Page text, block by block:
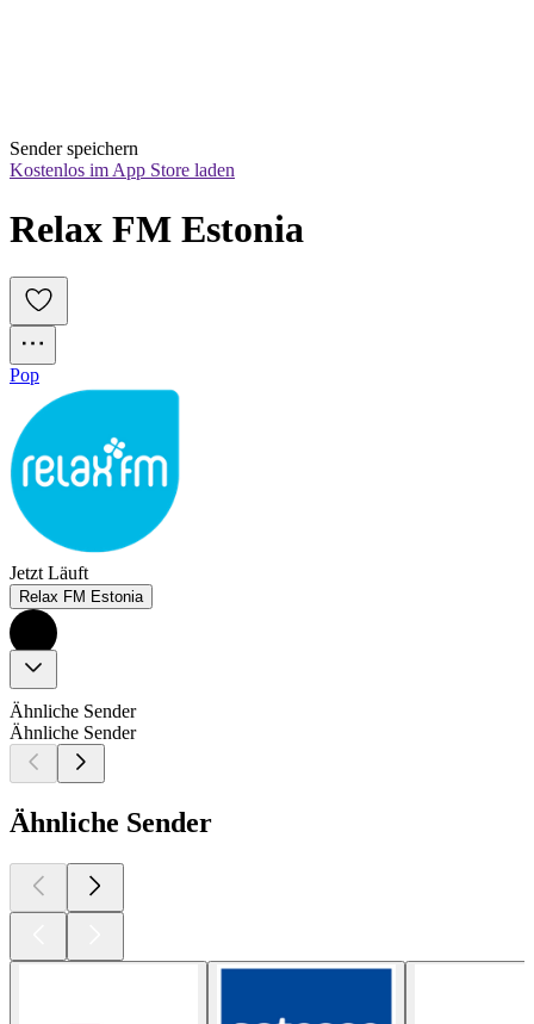
Sender speichern
Kostenlos im App Store laden
Relax FM Estonia
Pop
Jetzt Läuft
Relax FM Estonia
Ähnliche Sender
Ähnliche Sender
Ähnliche Sender